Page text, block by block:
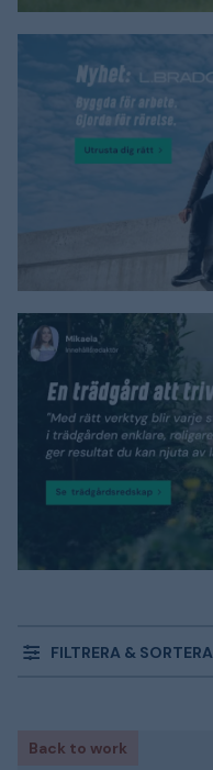
FILTRERA & SORTERA
Back to work